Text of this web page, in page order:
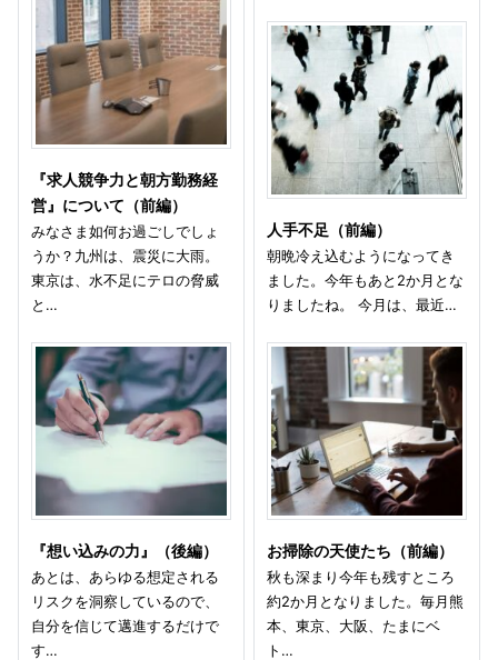
『求人競争力と朝方勤務経
営』について（前編）
みなさま如何お過ごしでしょ
うか？九州は、震災に大雨。
東京は、水不足にテロの脅威
と…
『想い込みの力』（後編）
あとは、あらゆる想定される
リスクを洞察しているので、
自分を信じて邁進するだけで
す…
人手不足（前編）
朝晩冷え込むようになってき
ました。今年もあと2か月とな
りましたね。 今月は、最近…
お掃除の天使たち（前編）
秋も深まり今年も残すところ
約2か月となりました。毎月熊
本、東京、大阪、たまにベ
ト…